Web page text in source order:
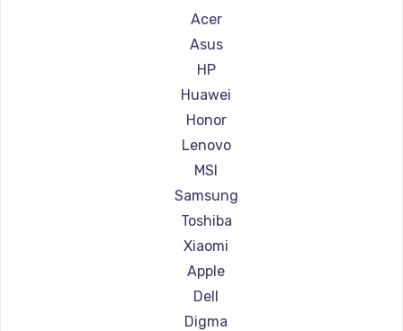
Ремонт ноутбуков Aquarius
Ремонт ноутбуков Gigabyte
Ремонт ноутбуков Aorus
Ремонт ноутбуков Maibenben
Ремонт ноутбуков Getac
Ремонт ноутбуков Epson
Ремонт ноутбуков Philips
Ремонт ноутбуков LG
Ремонт ноутбуков Panasonic
Ремонт ноутбуков Irbis
Ремонт ноутбуков Thunderobot
Ремонт ноутбуков Hasee
Ремонт ноутбуков ZTE
Acer
Asus
HP
Huawei
Honor
Lenovo
MSI
Samsung
Toshiba
Xiaomi
Apple
Dell
Digma